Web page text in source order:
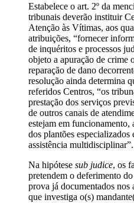
Estabelece o art. 2º da
tribunais deverão instituir
Atenção às Vítimas, aos
atribuições, “fornecer
de inquéritos e processos
objeto a apuração de crime
reparação de dano
resolução ainda determina
referidos Centros, “os
prestação dos serviços
de outros canais de
estejam em funcionamento,
dos plantões especializados
assistência multidisciplinar”.
Na hipótese sub judice, os
pretendem o deferimento
prova já documentados
que investiga o(s)